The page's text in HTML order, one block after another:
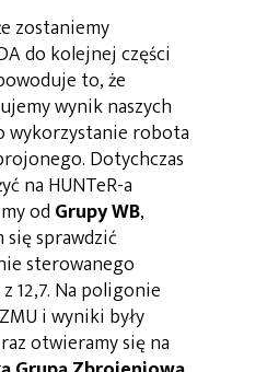
zostaniemy
do kolejnej części
to, że
wynik naszych
wykorzystanie robota
Dotychczas
na HUNTeR-a
od Grupy WB,
się sprawdzić
sterowanego
12,7. Na poligonie
i wyniki były
otwieramy się na